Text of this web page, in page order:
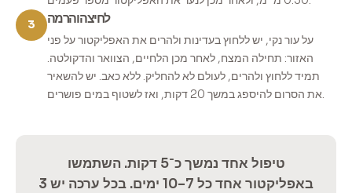
3
לחיצה והרמה
על עור נקי, יש ללחוץ בעדינות ולהרים את האפליקטור על פני
האזור: תחילה המצח, לאחר מכן הלחיים, הצוואר והדקולטה.
תמיד ללחוץ ולהרים, לעולם לא להחליק. ללא כאב. יש להשאיר
את הסרום להיספג במשך 20 דקות, ואז לשטוף במים פושרים.
טיפול אחד נמשך כ־5 דקות. השתמשו
באפליקטור אחד כל 7–10 ימים. בכל ערכה יש 3